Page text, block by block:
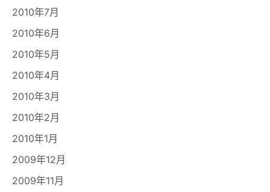
2010年7月
2010年6月
2010年5月
2010年4月
2010年3月
2010年2月
2010年1月
2009年12月
2009年11月